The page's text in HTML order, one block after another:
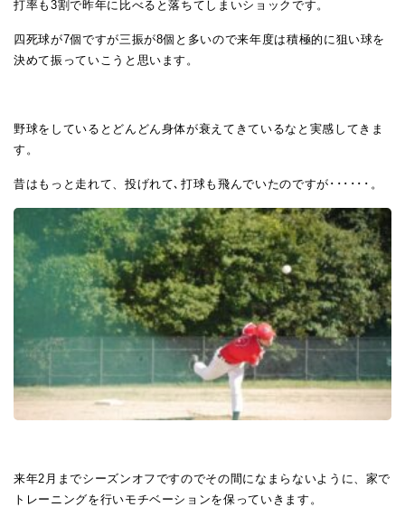
打率も3割で昨年に比べると落ちてしまいショックです。
四死球が7個ですが三振が8個と多いので来年度は積極的に狙い球を
決めて振っていこうと思います。
野球をしているとどんどん身体が衰えてきているなと実感してきま
す。
昔はもっと走れて、投げれて､打球も飛んでいたのですが･･････。
来年2月までシーズンオフですのでその間になまらないように、家で
トレーニングを行いモチベーションを保っていきます。